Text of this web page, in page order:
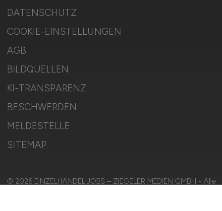
DATENSCHUTZ
COOKIE-EINSTELLUNGEN
AGB
BILDQUELLEN
KI-TRANSPARENZ
BESCHWERDEN
MELDESTELLE
SITEMAP
© 2026 EINZELHANDEL.JOBS – ZIEGELER MEDIEN GMBH • Alle